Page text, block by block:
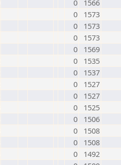
0
1566
0
1573
0
1573
0
1573
0
1569
0
1535
0
1537
0
1527
0
1527
0
1525
0
1506
0
1508
0
1508
0
1492